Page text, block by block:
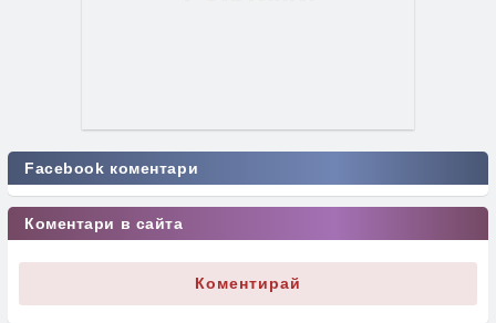
Facebook коментари
Коментари в сайта
Коментирай